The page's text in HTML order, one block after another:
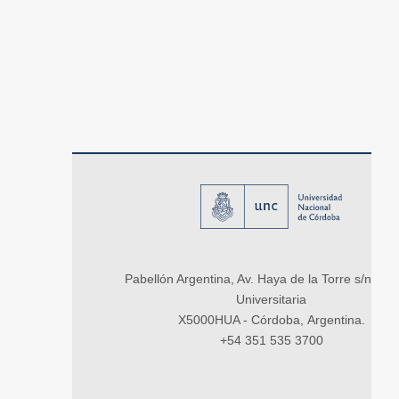
Pabellón Argentina, Av. Haya de la Torre s/n,
Universitaria
X5000HUA - Córdoba, Argentina.
+54 351 535 3700